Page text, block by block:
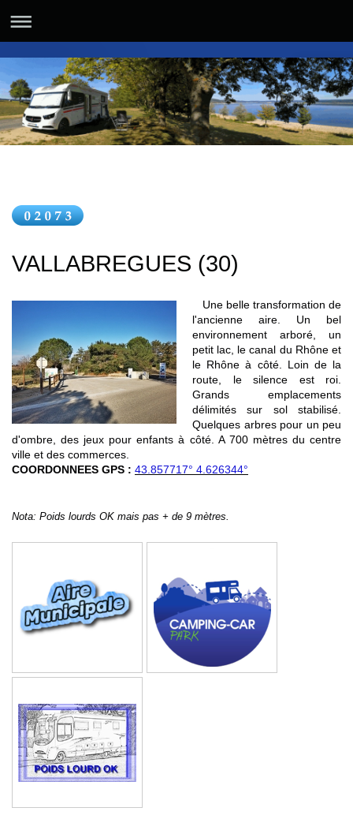
VALLABREGUES (30)
Une belle transformation de
l'ancienne aire. Un bel
environnement arboré, un
petit lac, le canal du Rhône et
le Rhône à côté. Loin de la
route, le silence est roi.
Grands emplacements
délimités sur sol stabilisé.
Quelques arbres pour un peu
d'ombre, des jeux pour enfants à côté. A 700 mètres du centre
ville et des commerces.
COORDONNEES GPS : 43.857717° 4.626344°
Nota: Poids lourds OK mais pas + de 9 mètres.